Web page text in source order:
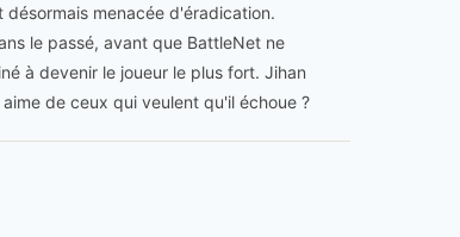
menacée d'éradication.
le passé, avant que BattleNet ne
à devenir le joueur le plus fort. Jihan
de ceux qui veulent qu'il échoue ?